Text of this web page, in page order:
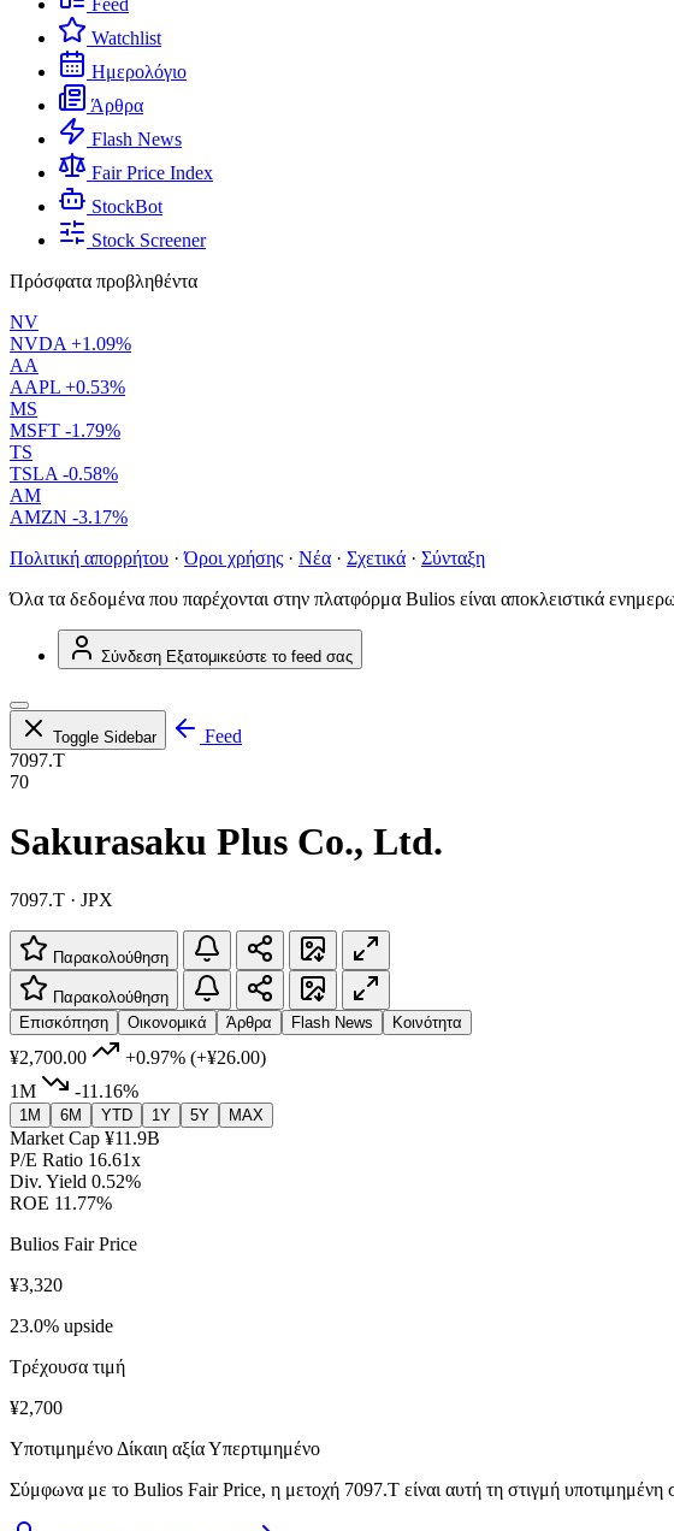
Feed
Watchlist
Ημερολόγιο
Άρθρα
Flash News
Fair Price Index
StockBot
Stock Screener
Πρόσφατα προβληθέντα
NV
NVDA +1.09%
AA
AAPL +0.53%
MS
MSFT -1.79%
TS
TSLA -0.58%
AM
AMZN -3.17%
Πολιτική απορρήτου · Όροι χρήσης · Νέα · Σχετικά · Σύνταξη
Όλα τα δεδομένα που παρέχονται στην πλατφόρμα Bulios είναι αποκλειστικά
Σύνδεση Εξατομικεύστε το feed σας
Toggle Sidebar
Feed
7097.T
70
Sakurasaku Plus Co., Ltd.
7097.T · JPX
Παρακολούθηση
Παρακολούθηση
Επισκόπηση
Οικονομικά Άρθρα Flash News Κοινότητα
¥2,700.00 +0.97% (+¥26.00)
1M
-11.16%
1M 6M YTD 1Y 5Y MAX
Market Cap ¥11.9B
P/E Ratio 16.61x
Div. Yield 0.52%
ROE 11.77%
Bulios Fair Price
¥3,320
23.0% upside
Τρέχουσα τιμή
¥2,700
Υποτιμημένο Δίκαιη αξίαΥπερτιμημένο
Σύμφωνα με το Bulios Fair Price, η μετοχή 7097.T είναι αυτή τη στιγμή υποτιμημένη